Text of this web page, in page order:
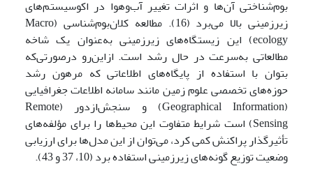
بوم‌شناختی آن‌ها و اثرات تغییر آب‌و‌هوا در اکوسیستم‌های
زیرزمینی بالا می‌برد (16). مطالعه کلان‌بوم‌شناسی (Macro
ecology) این زیستگاه‌های زیرزمینی به‌عنوان یک شاخه
مطالعاتی به‌سرعت در حال‌ رشد است. ازاین‌رو درصورتی‌که
بتوان با استفاده از پایگاه‌های اطلاعاتی که مرهون رشد
حوزه‌های تخصصی علوم زمین مانند سامانه اطلاعات جغرافیایی
(Geographical Information) و سنجش‌ازدور (Remote
Sensing) است شرایط متفاوت این محیط‌ها را برای مؤلفه‌های
تأثیرگذار پراکنش کمی کرد، می‌توان از این مدل‌ها برای ارزیابی
وضعیت توزیع گونه‌های زیرزمینی استفاده برد (10، 37 و 43).